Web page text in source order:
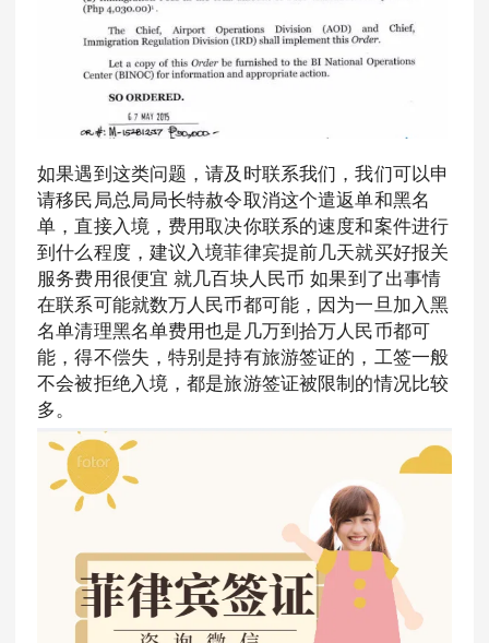
如果遇到这类问题，请及时联系我们，我们可以申
请移民局总局局长特赦令取消这个遣返单和黑名
单，直接入境，费用取决你联系的速度和案件进行
到什么程度，建议入境菲律宾提前几天就买好报关
服务费用很便宜 就几百块人民币 如果到了出事情
在联系可能就数万人民币都可能，因为一旦加入黑
名单清理黑名单费用也是几万到拾万人民币都可
能，得不偿失，特别是持有旅游签证的，工签一般
不会被拒绝入境，都是旅游签证被限制的情况比较
多。